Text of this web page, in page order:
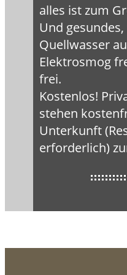
alles ist zum
Und
Quellwasser
Elektrosmog
frei.
Kostenlos!
stehen
Unterkunft
erforderlich)